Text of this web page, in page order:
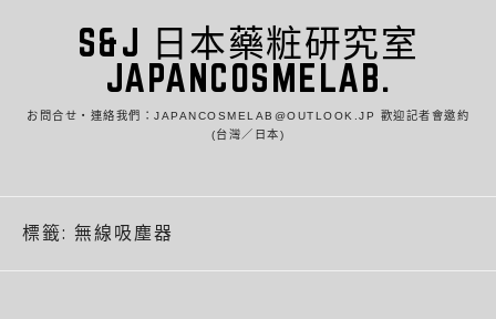
S&J 日本藥粧研究室
JAPANCOSMELAB.
お問合せ・連絡我們：JAPANCOSMELAB@OUTLOOK.JP 歡迎記者會邀約
(台灣／日本)
標籤: 無線吸塵器